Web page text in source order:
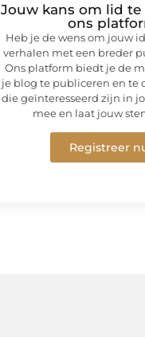
Jouw kans om lid
ons
Heb je de wens om jouw
verhalen met een breder
Ons platform biedt je de
je blog te publiceren en te
die geïnteresseerd zijn in
mee en laat jouw
Registreer